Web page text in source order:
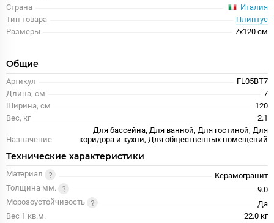
Страна
Италия
Тип товара
Плинтус
Размеры
7x120 см
Общие
Артикул
FL05BT7
Длина, см
7
Ширина, см
120
Вес, кг
2.1
Назначение
Для бассейна, Для ванной, Для гостиной, Для
коридора и кухни, Для общественных помещений
Технические характеристики
Материал
Керамогранит
Толщина мм.
9.0
Морозоустойчивость
Да
Вес 1 кв.м.
22.0 кг